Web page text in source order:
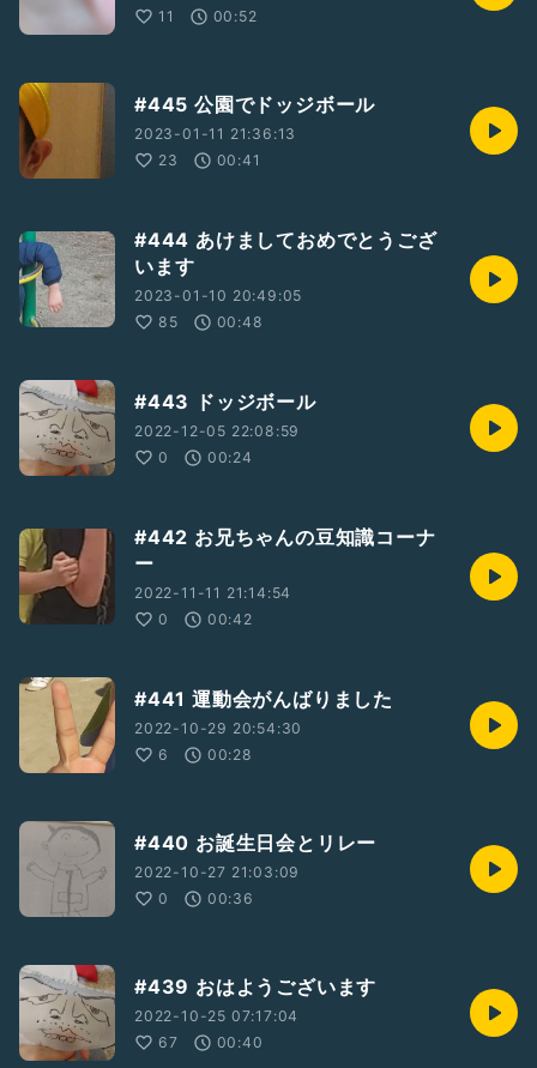
11
00:52
#445 公園でドッジボール
2023-01-11 21:36:13
23
00:41
#444 あけましておめでとうござ
います
2023-01-10 20:49:05
85
00:48
#443 ドッジボール
2022-12-05 22:08:59
0
00:24
#442 お兄ちゃんの豆知識コーナ
ー
2022-11-11 21:14:54
0
00:42
#441 運動会がんばりました
2022-10-29 20:54:30
6
00:28
#440 お誕生日会とリレー
2022-10-27 21:03:09
0
00:36
#439 おはようございます
2022-10-25 07:17:04
67
00:40